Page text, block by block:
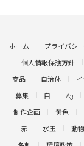
ホーム プライバシ
個人情報保護方針
商品 自治体
募集 白 A3
制作企画 黄色
赤 水玉 動物